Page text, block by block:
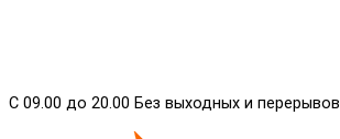
С 09.00 до 20.00 Без выходных и перерывов